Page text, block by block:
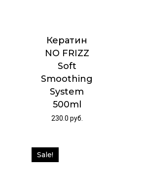
Кератин
NO FRIZZ
Soft
Smoothing
System
500ml
230.0 руб.
Sale!